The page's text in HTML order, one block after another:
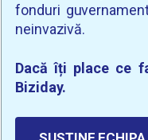
fonduri
neinvazivă.
Dacă îți place ce
Biziday.